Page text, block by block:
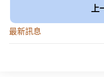
上
最新訊息